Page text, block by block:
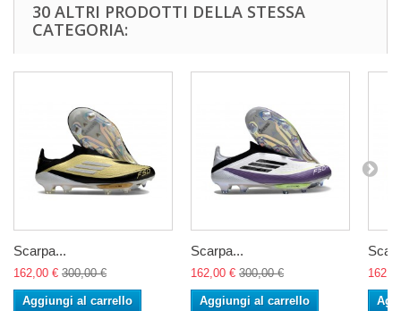
30 ALTRI PRODOTTI DELLA STESSA
CATEGORIA:
Scarpa...
162,00 € 300,00 €
Aggiungi al carrello
Scarpa...
162,00 € 300,00 €
Aggiungi al carrello